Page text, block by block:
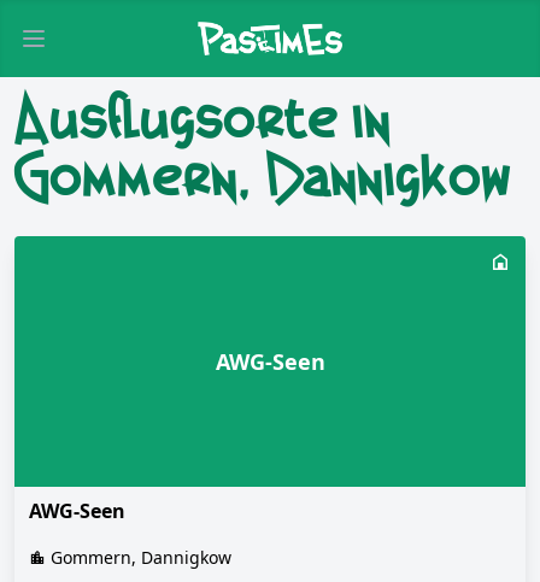
Open main menu
Ausflugsorte in
Gommern, Dannigkow
AWG-Seen
AWG-Seen
Gommern, Dannigkow